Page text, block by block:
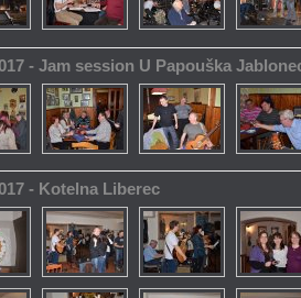
- Jam session U Papouška
- Kotelna Liberec